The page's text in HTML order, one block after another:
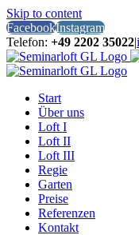
Skip to content
FacebookInstagram
Telefon: +49 2202 35022|
Start
Über uns
Loft I
Loft II
Loft III
Regie
Garten
Preise
Referenzen
Kontakt